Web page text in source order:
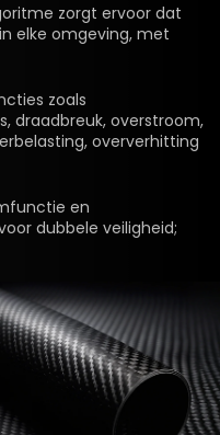
zorgt ervoor dat
elke omgeving, met
zoals
draadbreuk, overstroom,
oververhitting
en
dubbele veiligheid;